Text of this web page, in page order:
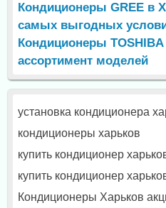
Кондиционеры GREE в
самых выгодных
Кондиционеры
ассортимент моделей
установка кондиционера
кондиционеры харьков
купить кондиционер
купить кондиционер
Кондиционеры Харьков